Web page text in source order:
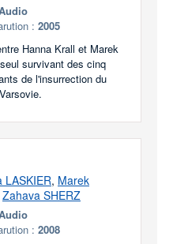
: 2005
Hanna Krall et Marek
survivant des cinq
de l'insurrection du
LASKIER, Marek
Zahava SHERZ
: 2008